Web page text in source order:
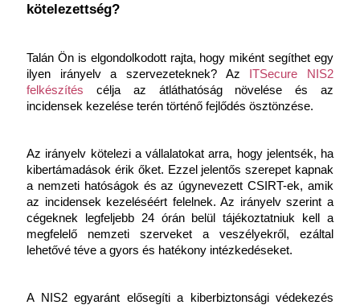
kötelezettség?
Talán Ön is elgondolkodott rajta, hogy miként segíthet egy
ilyen irányelv a szervezeteknek? Az
ITSecure NIS2
felkészítés célja az átláthatóság növelése és az
incidensek kezelése terén történő fejlődés ösztönzése.
Az irányelv kötelezi a vállalatokat arra, hogy jelentsék, ha
kibertámadások érik őket. Ezzel jelentős szerepet kapnak
a nemzeti hatóságok és az úgynevezett CSIRT-ek, amik
az incidensek kezeléséért felelnek. Az irányelv szerint a
cégeknek legfeljebb 24 órán belül tájékoztatniuk kell a
megfelelő nemzeti szerveket a veszélyekről, ezáltal
lehetővé téve a gyors és hatékony intézkedéseket.
A NIS2 egyaránt elősegíti a kiberbiztonsági védekezés